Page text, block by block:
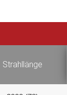
Strahllänge